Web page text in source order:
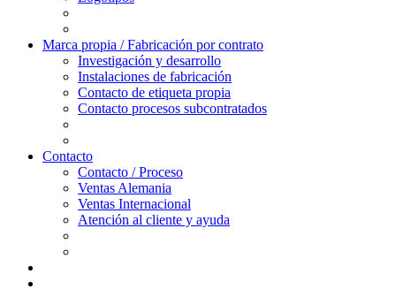
Marca propia / Fabricación por contrato
Investigación y desarrollo
Instalaciones de fabricación
Contacto de etiqueta propia
Contacto procesos subcontratados
Contacto
Contacto / Proceso
Ventas Alemania
Ventas Internacional
Atención al cliente y ayuda